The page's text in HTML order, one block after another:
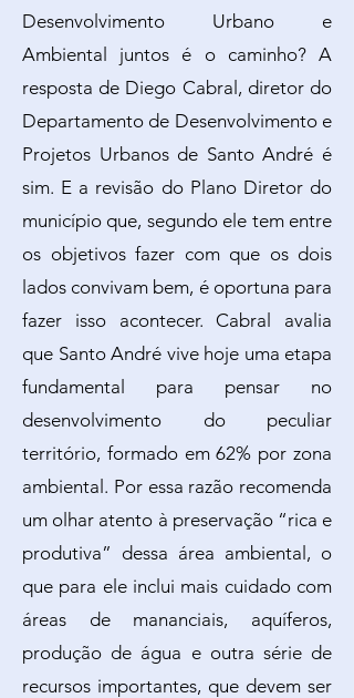
Desenvolvimento Urbano e
Ambiental juntos é o caminho? A
resposta de Diego Cabral, diretor do
Departamento de Desenvolvimento e
Projetos Urbanos de Santo André é
sim. E a revisão do Plano Diretor do
município que, segundo ele tem entre
os objetivos fazer com que os dois
lados convivam bem, é oportuna para
fazer isso acontecer. Cabral avalia
que Santo André vive hoje uma etapa
fundamental para pensar no
desenvolvimento do peculiar
território, formado em 62% por zona
ambiental. Por essa razão recomenda
um olhar atento à preservação “rica e
produtiva” dessa área ambiental, o
que para ele inclui mais cuidado com
áreas de mananciais, aquíferos,
produção de água e outra série de
recursos importantes, que devem ser